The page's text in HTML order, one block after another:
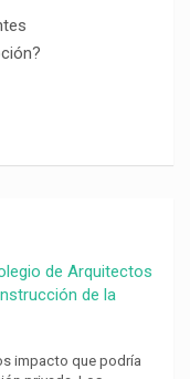
de Arquitectos
de la
impacto que podría